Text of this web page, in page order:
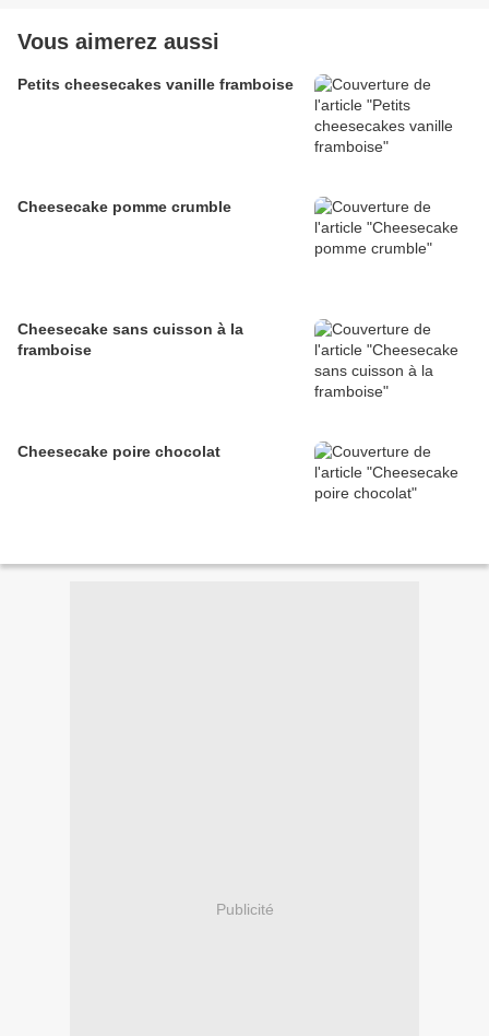
Vous aimerez aussi
Petits cheesecakes vanille framboise
Cheesecake pomme crumble
Cheesecake sans cuisson à la
framboise
Cheesecake poire chocolat
Publicité